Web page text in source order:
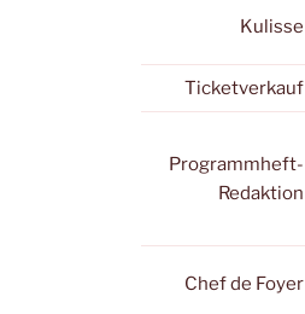
Kulisse
Ticketverkauf
Programmheft-
Redaktion
Chef de Foyer